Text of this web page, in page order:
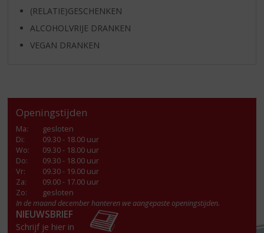
(RELATIE)GESCHENKEN
ALCOHOLVRIJE DRANKEN
VEGAN DRANKEN
Openingstijden
Ma:
gesloten
Di:
09.30 - 18.00 uur
Wo:
09.30 - 18.00 uur
Do:
09.30 - 18.00 uur
Vr:
09.30 - 19.00 uur
Za:
09.00 - 17.00 uur
Zo:
gesloten
In de maand december hanteren we aangepaste openingstijden.
NIEUWSBRIEF
Schrijf je hier in